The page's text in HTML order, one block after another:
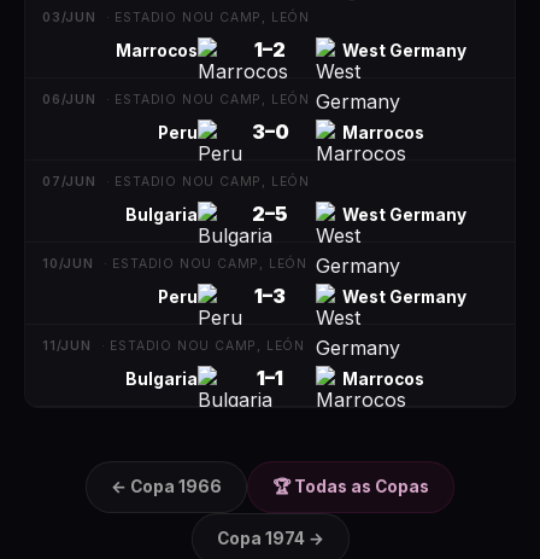
03/JUN · ESTADIO NOU CAMP, LEÓN
Marrocos 1–2 West Germany
06/JUN · ESTADIO NOU CAMP, LEÓN
Peru 3–0 Marrocos
07/JUN · ESTADIO NOU CAMP, LEÓN
Bulgaria 2–5 West Germany
10/JUN · ESTADIO NOU CAMP, LEÓN
Peru 1–3 West Germany
11/JUN · ESTADIO NOU CAMP, LEÓN
Bulgaria 1–1 Marrocos
← Copa 1966 🏆 Todas as Copas
Copa 1974→